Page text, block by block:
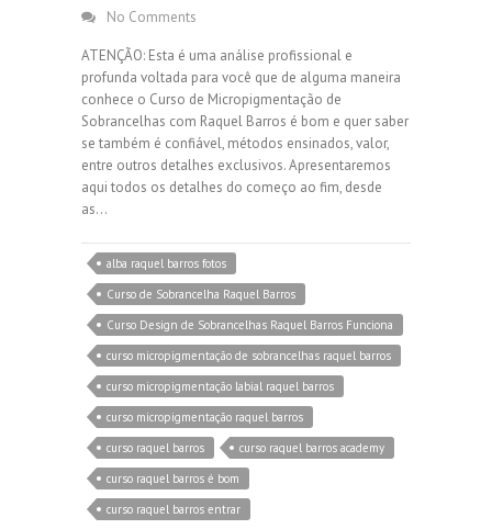
No Comments
ATENÇÃO: Esta é uma análise profissional e
profunda voltada para você que de alguma maneira
conhece o Curso de Micropigmentação de
Sobrancelhas com Raquel Barros é bom e quer saber
se também é confiável, métodos ensinados, valor,
entre outros detalhes exclusivos. Apresentaremos
aqui todos os detalhes do começo ao fim, desde
as…
alba raquel barros fotos
Curso de Sobrancelha Raquel Barros
Curso Design de Sobrancelhas Raquel Barros Funciona
curso micropigmentação de sobrancelhas raquel barros
curso micropigmentação labial raquel barros
curso micropigmentação raquel barros
curso raquel barros
curso raquel barros academy
curso raquel barros é bom
curso raquel barros entrar